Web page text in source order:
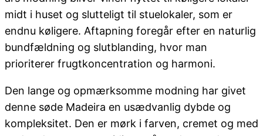
midt i huset og slutteligt til stuelokaler, som er
endnu køligere. Aftapning foregår efter en naturlig
bundfældning og slutblanding, hvor man
prioriterer frugtkoncentration og harmoni.
Den lange og opmærksomme modning har givet
denne søde Madeira en usædvanlig dybde og
kompleksitet. Den er mørk i farven, cremet og med